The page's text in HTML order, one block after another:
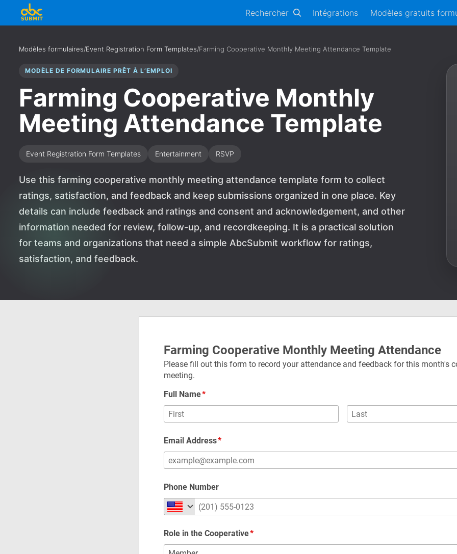
Rechercher Intégrations Modèles gratuits
Modèles formulaires/Event Registration Form Templates/Farming Cooperative Monthly Meeting Attendance Template
MODÈLE DE FORMULAIRE PRÊT À L’EMPLOI
Farming Cooperative Monthly
Meeting Attendance Template
Event Registration Form Templates Entertainment RSVP
Use this farming cooperative monthly meeting attendance template form to collect
ratings, satisfaction, and feedback and keep submissions organized in one place. Key
details can include feedback and ratings and consent and acknowledgement, and other
information needed for review, follow-up, and recordkeeping. It is a practical solution
for teams and organizations that need a simple AbcSubmit workflow for ratings,
satisfaction, and feedback.